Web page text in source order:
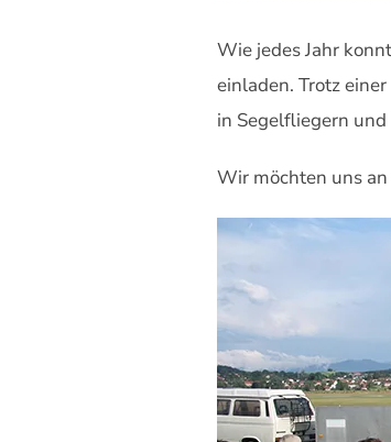
Wie jedes Jahr
einladen. Trotz
in Segelfliegern
Wir möchten uns